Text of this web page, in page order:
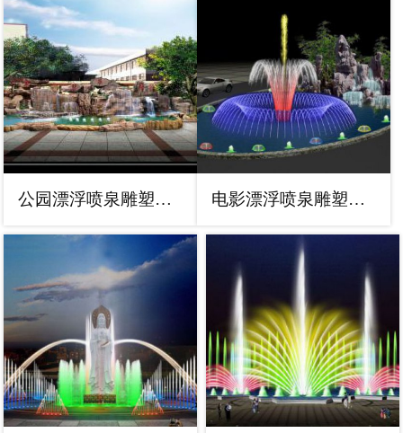
公园漂浮喷泉雕塑，水景艺术喷泉雕塑生产 电影漂浮喷泉雕塑，水景艺术喷泉雕塑制造商